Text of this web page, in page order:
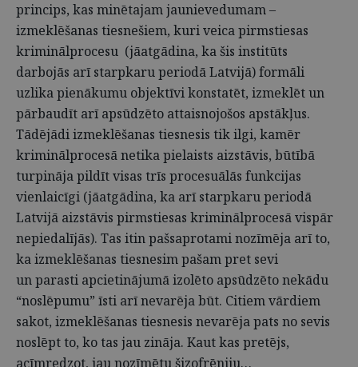
princips, kas minētajam jaunievedumam –
izmeklēšanas tiesnešiem, kuri veica pirmstiesas
kriminālprocesu (jāatgādina, ka šis institūts
darbojās arī starpkaru periodā Latvijā) formāli
uzlika pienākumu objektīvi konstatēt, izmeklēt un
pārbaudīt arī apsūdzēto attaisnojošos apstākļus.
Tādējādi izmeklēšanas tiesnesis tik ilgi, kamēr
kriminālprocesā netika pielaists aizstāvis, būtībā
turpināja pildīt visas trīs procesuālās funkcijas
vienlaicīgi (jāatgādina, ka arī starpkaru periodā
Latvijā aizstāvis pirmstiesas kriminālprocesā vispār
nepiedalījās). Tas itin pašsaprotami nozīmēja arī to,
ka izmeklēšanas tiesnesim pašam pret sevi
un parasti apcietinājumā izolēto apsūdzēto nekādu
“noslēpumu” īsti arī nevarēja būt. Citiem vārdiem
sakot, izmeklēšanas tiesnesis nevarēja pats no sevis
noslēpt to, ko tas jau zināja. Kaut kas pretējs,
acīmredzot, jau nozīmētu šizofrēniju…